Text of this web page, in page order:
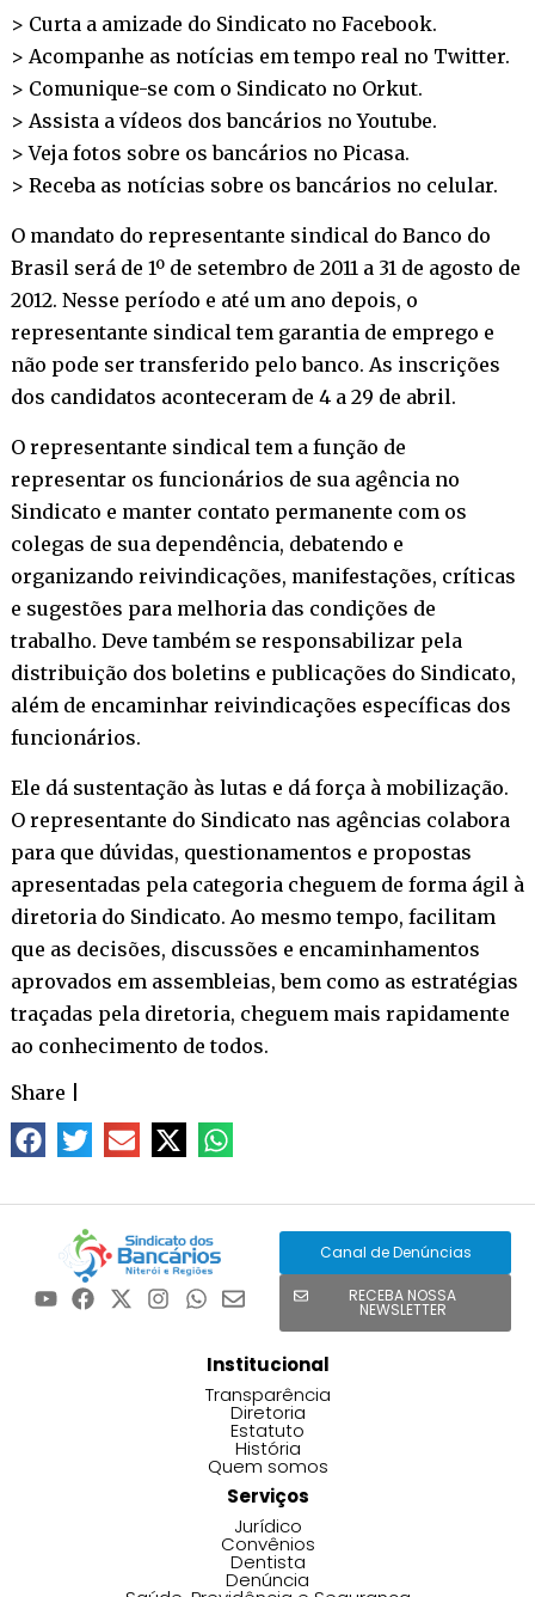
> Curta a amizade do Sindicato no Facebook.
> Acompanhe as notícias em tempo real no Twitter.
> Comunique-se com o Sindicato no Orkut.
> Assista a vídeos dos bancários noYoutube.
> Veja fotos sobre os bancários no Picasa.
> Receba as notícias sobre os bancários no celular.
O mandato do representante sindical do Banco do
Brasil será de 1º de setembro de 2011 a 31 de agosto de
2012. Nesse período e até um ano depois, o
representante sindical tem garantia de emprego e
não pode ser transferido pelo banco. As inscrições
dos candidatos aconteceram de 4 a 29 de abril.
O representante sindical tem a função de
representar os funcionários de sua agência no
Sindicato e manter contato permanente com os
colegas de sua dependência, debatendo e
organizando reivindicações, manifestações, críticas
e sugestões para melhoria das condições de
trabalho. Deve também se responsabilizar pela
distribuição dos boletins e publicações do Sindicato,
além de encaminhar reivindicações específicas dos
funcionários.
Ele dá sustentação às lutas e dá força à mobilização.
O representante do Sindicato nas agências colabora
para que dúvidas, questionamentos e propostas
apresentadas pela categoria cheguem de forma ágil à
diretoria do Sindicato. Ao mesmo tempo, facilitam
que as decisões, discussões e encaminhamentos
aprovados em assembleias, bem como as estratégias
traçadas pela diretoria, cheguem mais rapidamente
ao conhecimento de todos.
Share
Canal de Denúncias
RECEBA NOSSA
NEWSLETTER
Institucional
Transparência
Diretoria
Estatuto
História
Quem somos
Serviços
Jurídico
Convênios
Dentista
Denúncia